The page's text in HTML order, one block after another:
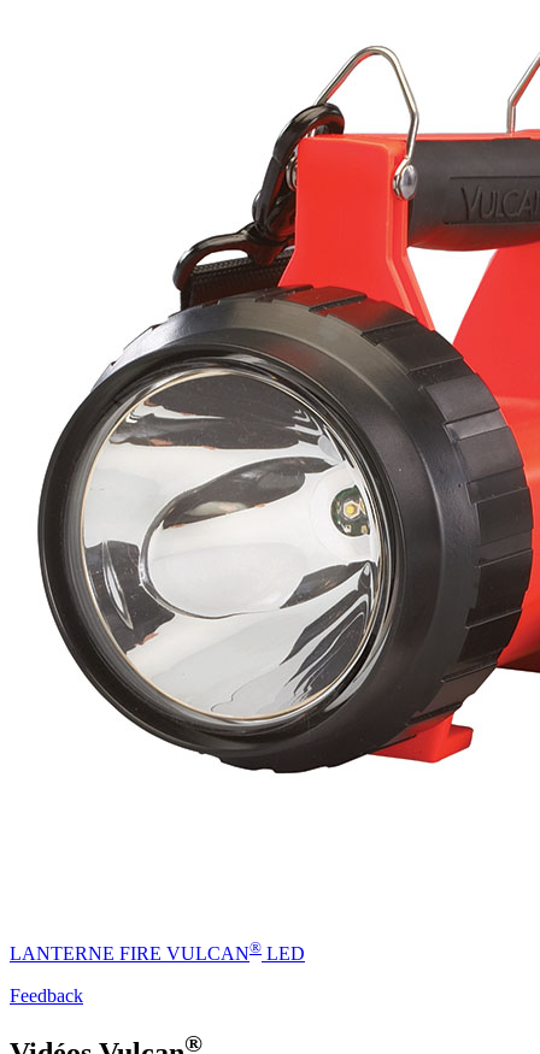
LANTERNE FIRE VULCAN® LED
Feedback
®